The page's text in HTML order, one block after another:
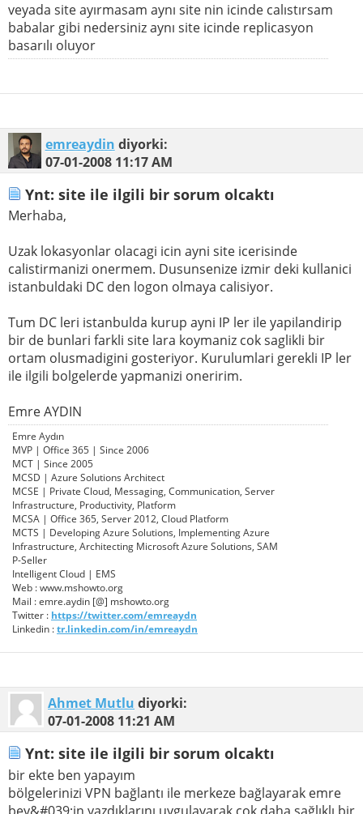
veyada site ayırmasam aynı site nin icinde calıstırsam
babalar gibi nedersiniz aynı site icinde replicasyon
basarılı oluyor
emreaydin diyorki:
07-01-2008 11:17 AM
Ynt: site ile ilgili bir sorum olcaktı
Merhaba,
Uzak lokasyonlar olacagi icin ayni site icerisinde
calistirmanizi onermem. Dusunsenize izmir deki kullanici
istanbuldaki DC den logon olmaya calisiyor.
Tum DC leri istanbulda kurup ayni IP ler ile yapilandirip
bir de bunlari farkli site lara koymaniz cok saglikli bir
ortam olusmadigini gosteriyor. Kurulumlari gerekli IP ler
ile ilgili bolgelerde yapmanizi oneririm.
Emre AYDIN
Emre Aydın
MVP | Office 365 | Since 2006
MCT | Since 2005
MCSD | Azure Solutions Architect
MCSE | Private Cloud, Messaging, Communication, Server
Infrastructure, Productivity, Platform
MCSA | Office 365, Server 2012, Cloud Platform
MCTS | Developing Azure Solutions, Implementing Azure
Infrastructure, Architecting Microsoft Azure Solutions, SAM
P-Seller
Intelligent Cloud | EMS
Web : www.mshowto.org
Mail : emre.aydin [@] mshowto.org
Twitter : https://twitter.com/emreaydn
Linkedin :tr.linkedin.com/in/emreaydn
Ahmet Mutlu diyorki:
07-01-2008 11:21 AM
Ynt: site ile ilgili bir sorum olcaktı
bir ekte ben yapayım
bölgelerinizi VPN bağlantı ile merkeze bağlayarak emre
bey&#039;in yazdıklarını uygulayarak çok daha sağlıklı bir